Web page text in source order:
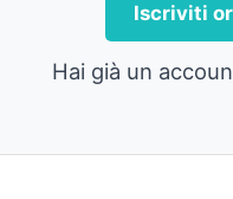
Iscriviti
Hai già un